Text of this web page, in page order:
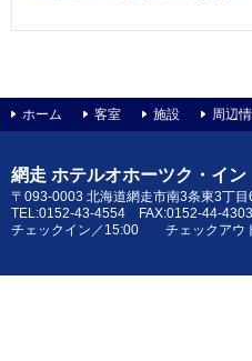
ホーム 客室 施設 周辺
網走 ホテルオホーツク・イン
〒093-0003 北海道網走市南3条東3丁目
TEL:0152-43-4554 FAX:0152-44-4303
チェックイン／15:00 チェックアウ